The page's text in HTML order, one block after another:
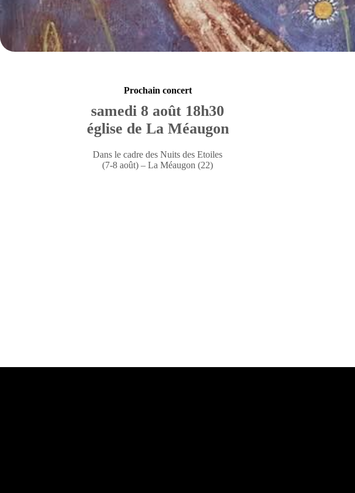
Prochain concert
samedi 8 août 18h30
église de La Méaugon
Dans le cadre des Nuits des Etoiles
(7-8 août) – La Méaugon (22)